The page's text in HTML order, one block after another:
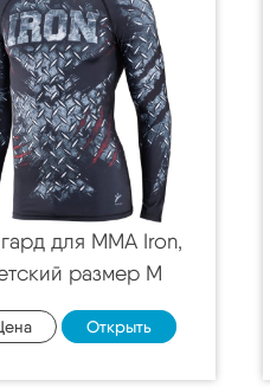
для MMA Iron,
размер M
Открыть